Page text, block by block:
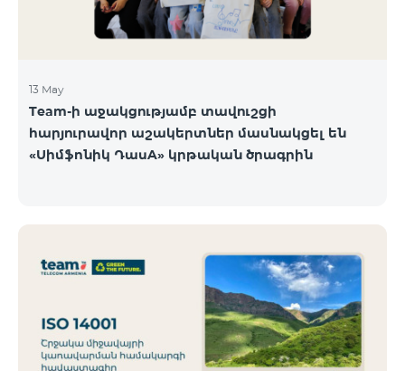
13 May
Team-ի աջակցությամբ տավուշցի
հարյուրավոր աշակերտներ մասնակցել են
«Սիմֆոնիկ ԴասA» կրթական ծրագրին